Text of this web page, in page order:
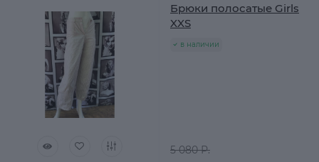
Брюки полосатые Girls
XXS
в наличии
5 080 Р.